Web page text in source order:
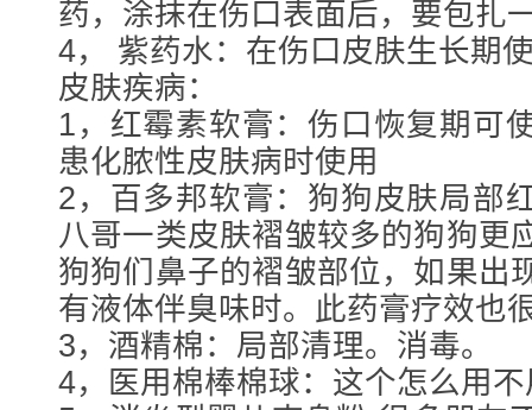
药，涂抹在伤口表面后，要包扎
4， 紫药水：在伤口皮肤生长期
皮肤疾病：
1，红霉素软膏：伤口恢复期可
患化脓性皮肤病时使用
2，百多邦软膏：狗狗皮肤局部
八哥一类皮肤褶皱较多的狗狗更
狗狗们鼻子的褶皱部位，如果出
有液体伴臭味时。此药膏疗效也
3，酒精棉：局部清理。消毒。
4，医用棉棒棉球：这个怎么用